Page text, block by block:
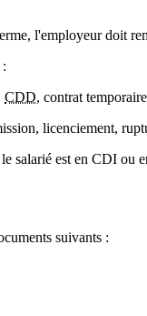
l'employeur doit
CDD, contrat
licenciement,
salarié est en CDI ou
suivants :